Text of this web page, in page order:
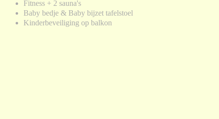
Fitness + 2 sauna's
Baby bedje & Baby bijzet tafelstoel
Kinderbeveiliging op balkon